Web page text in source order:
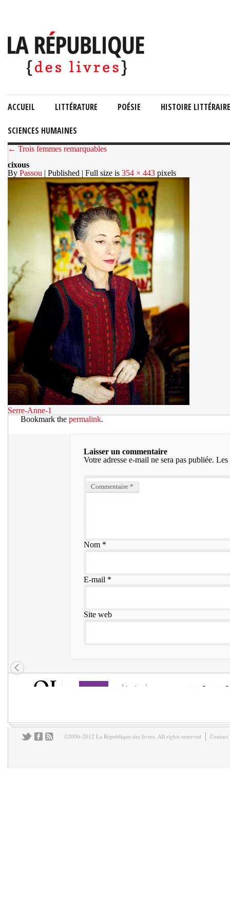
ACCUEIL LITTÉRATURE POÉSIE HISTOIRE LITTÉRAIRE
SCIENCES HUMAINES
← Trois femmes remarquables
cixous
By Passou | Published | Full size is 354 × 443 pixels
Serre-Anne-1
Bookmark the permalink.
Laisser un commentaire
Votre adresse e-mail ne sera pas publiée. Les
Commentaire *
Nom*
E-mail *
Site web
©2006-2012 La République des livres. All rights reserved Contact